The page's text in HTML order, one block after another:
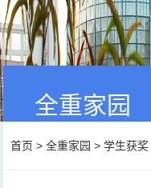
全重家园
首页 >全重家园 >学生获奖